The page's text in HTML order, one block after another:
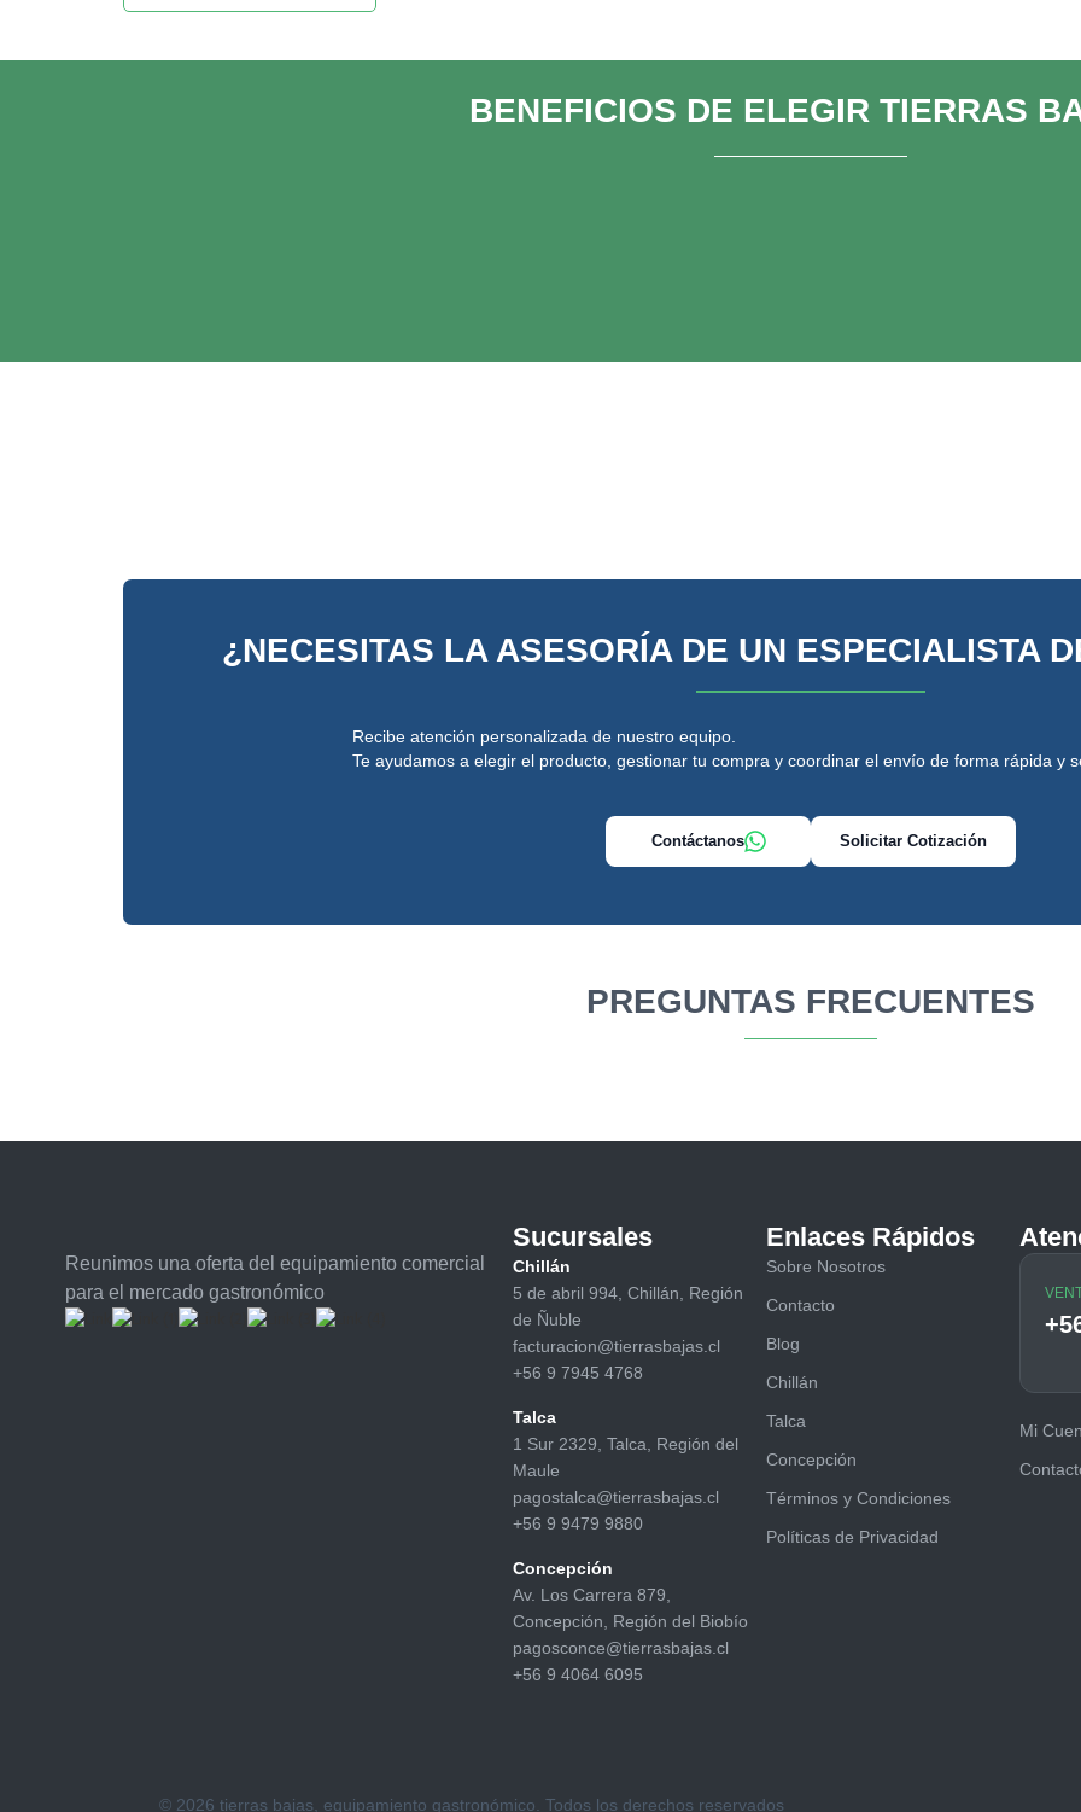
BENEFICIOS DE ELEGIR TIERRAS
¿NECESITAS LA ASESORÍA DE UN ESPECIALISTA
Recibe atención personalizada de nuestro equipo.
Te ayudamos a elegir el producto, gestionar tu compra y coordinar el envío de forma rápida y
Contáctanos Solicitar Cotización
PREGUNTAS FRECUENTES
Reunimos una oferta del equipamiento comercial
para el mercado gastronómico
Sucursales
Chillán
5 de abril 994, Chillán, Región
de Ñuble
facturacion@tierrasbajas.cl
+56 9 7945 4768
Talca
1 Sur 2329, Talca, Región del
Maule
pagostalca@tierrasbajas.cl
+56 9 9479 9880
Concepción
Av. Los Carrera 879,
Concepción, Región del Biobío
pagosconce@tierrasbajas.cl
+56 9 4064 6095
Enlaces Rápidos
Sobre Nosotros
Contacto
Blog
Chillán
Talca
Concepción
Términos y Condiciones
Políticas de Privacidad
Mi
© 2026 tierras bajas, equipamiento gastronómico. Todos los derechos reservados